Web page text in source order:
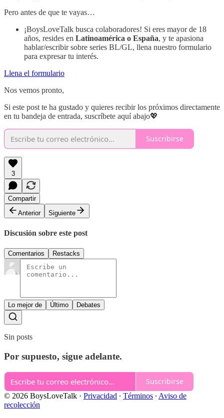
Pero antes de que te vayas…
¡BoysLoveTalk busca colaboradores! Si eres mayor de 18
años, resides en Latinoamérica o España, y te apasiona
hablar/escribir sobre series BL/GL, llena nuestro formulario
para expresar tu interés.
Llena el formulario
Nos vemos pronto,
Si este post te ha gustado y quieres recibir los próximos directamente
en tu bandeja de entrada, suscríbete aquí abajo💖
Suscribirse
3
Compartir
Anterior
Siguiente
Discusión sobre este post
Comentarios Restacks
Lo mejor de Último Debates
Sin posts
Por supuesto, sigue adelante.
Suscribirse
© 2026 BoysLoveTalk · Privacidad ∙ Términos ∙ Aviso de
recolección